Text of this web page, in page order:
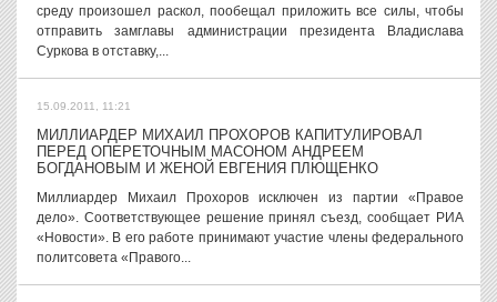
среду произошел раскол, пообещал приложить все силы, чтобы
отправить замглавы администрации президента Владислава
Суркова в отставку,...
15.09.2011, 11:21
МИЛЛИАРДЕР МИХАИЛ ПРОХОРОВ КАПИТУЛИРОВАЛ
ПЕРЕД ОПЕРЕТОЧНЫМ МАСОНОМ АНДРЕЕМ
БОГДАНОВЫМ И ЖЕНОЙ ЕВГЕНИЯ ПЛЮЩЕНКО
Миллиардер Михаил Прохоров исключен из партии «Правое
дело». Соответствующее решение принял съезд, сообщает РИА
«Новости». В его работе принимают участие члены федерального
политсовета «Правого...